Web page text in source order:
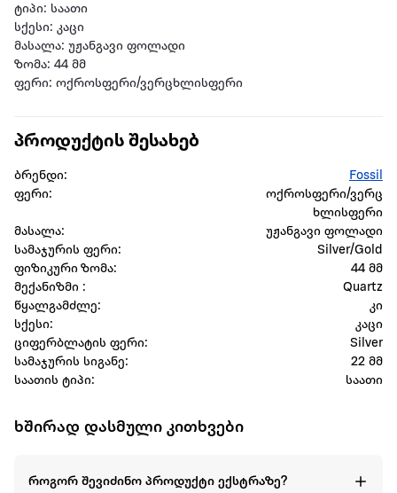
ტიპი: საათი
სქესი: კაცი
მასალა: უჟანგავი ფოლადი
ზომა: 44 მმ
ფერი: ოქროსფერი/ვერცხლისფერი
პროდუქტის შესახებ
ბრენდი:
Fossil
ფერი:
ოქროსფერი/ვერც
ხლისფერი
მასალა:
უჟანგავი ფოლადი
სამაჯურის ფერი:
Silver/Gold
ფიზიკური ზომა:
44 მმ
მექანიზმი :
Quartz
წყალგამძლე:
კი
სქესი:
კაცი
ციფერბლატის ფერი:
Silver
სამაჯურის სიგანე:
22 მმ
საათის ტიპი:
საათი
ხშირად დასმული კითხვები
როგორ შევიძინო პროდუქტი ექსტრაზე?